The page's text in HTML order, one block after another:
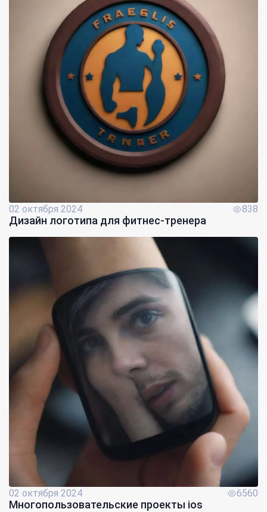
02 октября 2024 838
Дизайн логотипа для фитнес-тренера
02 октября 2024 6560
Многопользовательские проекты ios